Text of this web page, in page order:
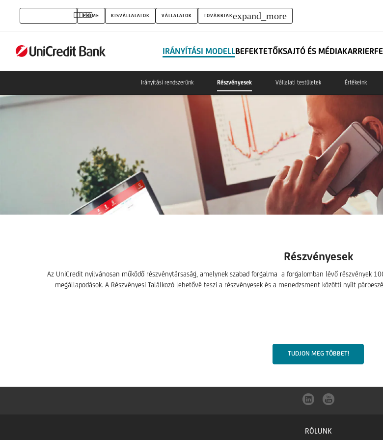
Részvényesek
PRIME KISVÁLLALATOK VÁLLALATOK TOVÁBBIAKexpand_more
IRÁNYÍTÁSI MODELLBEFEKTETŐKSAJTÓ ÉS MÉDIAKARRIER
Irányítási rendszerünk Részvényesek Vállalati testületek Értékeink
Részvényesek
Az UniCredit nyilvánosan működő részvénytársaság, amelynek szabad forgalma a forgalomban lévő részvények
megállapodások. A Részvényesi Találkozó lehetővé teszi a részvényesek és a menedzsment közötti nyílt
TUDJON MEG TÖBBET!
RÓLUNK